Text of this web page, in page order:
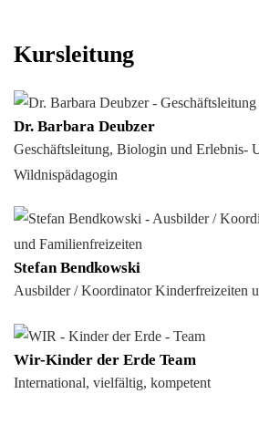
Kursleitung
Dr. Barbara Deubzer
Geschäftsleitung, Biologin und Erlebnis-
Wildnispädagogin
Stefan Bendkowski
Ausbilder / Koordinator Kinderfreizeiten
Wir-Kinder der Erde Team
International, vielfältig, kompetent